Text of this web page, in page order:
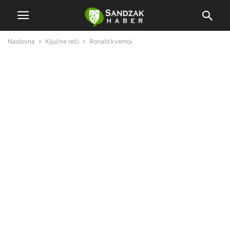
Naslovna Ključne reči Ronald kvemoj